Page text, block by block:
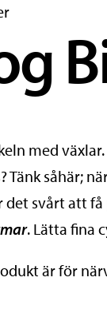
med
Tänk såhär;
det svårt att
. Lätta fina
är för